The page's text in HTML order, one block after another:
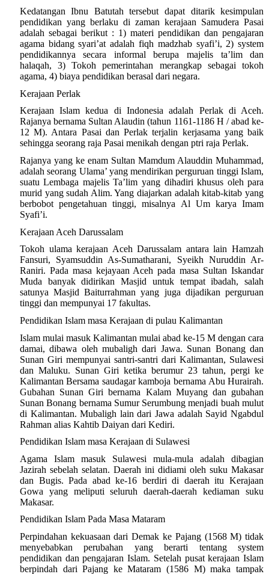
Kedatangan Ibnu Batutah tersebut dapat ditarik kesimpulan
pendidikan yang berlaku di zaman kerajaan Samudera Pasai
adalah sebagai berikut : 1) materi pendidikan dan pengajaran
agama bidang syari’at adalah fiqh madzhab syafi’i, 2) system
pendidikannya secara informal berupa majelis ta’lim dan
halaqah, 3) Tokoh pemerintahan merangkap sebagai tokoh
agama, 4) biaya pendidikan berasal dari negara.
Kerajaan Perlak
Kerajaan Islam kedua di Indonesia adalah Perlak di Aceh.
Rajanya bernama Sultan Alaudin (tahun 1161-1186 H / abad ke-
12 M). Antara Pasai dan Perlak terjalin kerjasama yang baik
sehingga seorang raja Pasai menikah dengan ptri raja Perlak.
Rajanya yang ke enam Sultan Mamdum Alauddin Muhammad,
adalah seorang Ulama’ yang mendirikan perguruan tinggi Islam,
suatu Lembaga majelis Ta’lim yang dihadiri khusus oleh para
murid yang sudah Alim. Yang diajarkan adalah kitab-kitab yang
berbobot pengetahuan tinggi, misalnya Al Um karya Imam
Syafi’i.
Kerajaan Aceh Darussalam
Tokoh ulama kerajaan Aceh Darussalam antara lain Hamzah
Fansuri, Syamsuddin As-Sumatharani, Syeikh Nuruddin Ar-
Raniri. Pada masa kejayaan Aceh pada masa Sultan Iskandar
Muda banyak didirikan Masjid untuk tempat ibadah, salah
satunya Masjid Baiturrahman yang juga dijadikan perguruan
tinggi dan mempunyai 17 fakultas.
Pendidikan Islam masa Kerajaan di pulau Kalimantan
Islam mulai masuk Kalimantan mulai abad ke-15 M dengan cara
damai, dibawa oleh mubaligh dari Jawa. Sunan Bonang dan
Sunan Giri mempunyai santri-santri dari Kalimantan, Sulawesi
dan Maluku. Sunan Giri ketika berumur 23 tahun, pergi ke
Kalimantan Bersama saudagar kamboja bernama Abu Hurairah.
Gubahan Sunan Giri bernama Kalam Muyang dan gubahan
Sunan Bonang bernama Sumur Serumbung menjadi buah mulut
di Kalimantan. Mubaligh lain dari Jawa adalah Sayid Ngabdul
Rahman alias Kahtib Daiyan dari Kediri.
Pendidikan Islam masa Kerajaan di Sulawesi
Agama Islam masuk Sulawesi mula-mula adalah dibagian
Jazirah sebelah selatan. Daerah ini didiami oleh suku Makasar
dan Bugis. Pada abad ke-16 berdiri di daerah itu Kerajaan
Gowa yang meliputi seluruh daerah-daerah kediaman suku
Makasar.
Pendidikan Islam Pada Masa Mataram
Perpindahan kekuasaan dari Demak ke Pajang (1568 M) tidak
menyebabkan perubahan yang berarti tentang system
pendidikan dan pengajaran Islam. Setelah pusat kerajaan Islam
berpindah dari Pajang ke Mataram (1586 M) maka tampak